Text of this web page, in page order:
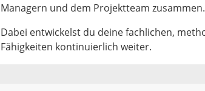
Managern und dem Projektteam zusammen.
Dabei entwickelst du deine fachlichen,
Fähigkeiten kontinuierlich weiter.